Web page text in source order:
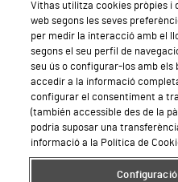
Hospital
Sala
Vithas utilitza cookies pròpies i
web segons les seves
per medir la interacció amb el
segons el seu perfil de
seu ús o configurar-los amb
accedir a la informació
configurar el consentiment a
(también accessible des de la
podria suposar una
informació a la Política de